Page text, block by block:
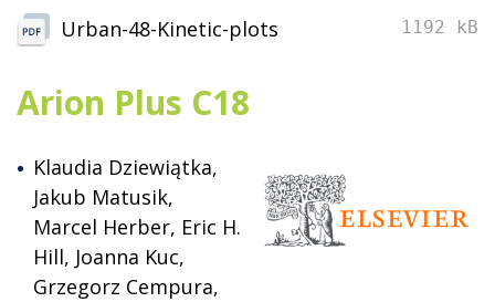
Urban-48-Kinetic-plots 1192 kB
Arion Plus C18
Klaudia Dziewiątka,
Jakub Matusik,
Marcel Herber, Eric H.
Hill, Joanna Kuc,
Grzegorz Cempura,